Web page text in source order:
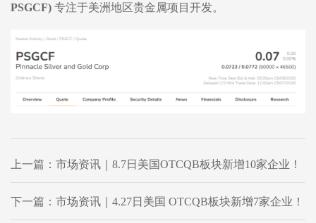
PSGCF) 专注于美洲地区贵金属项目开发。
上一篇：市场资讯｜8.7日美国OTCQB板块新增10家企业！
下一篇：市场资讯｜4.27日美国 OTCQB板块新增7家企业！